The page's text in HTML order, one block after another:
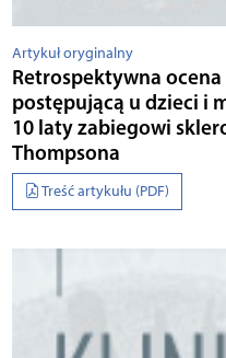
Artykuł oryginalny
Retrospektywna
postępującą u dzieci i
10 laty zabiegowi
Thompsona
Treść artykułu (PDF)